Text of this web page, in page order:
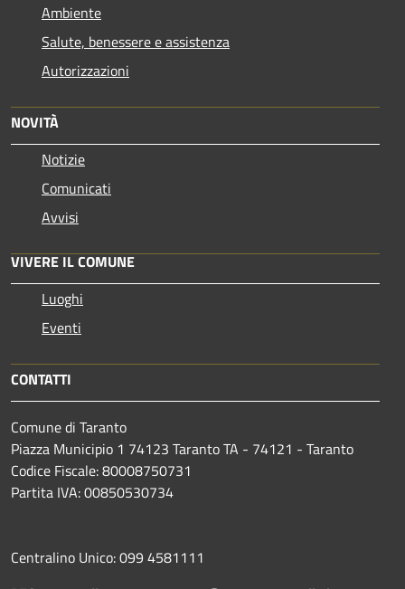
Ambiente
Salute, benessere e assistenza
Autorizzazioni
NOVITÀ
Notizie
Comunicati
Avvisi
VIVERE IL COMUNE
Luoghi
Eventi
CONTATTI
Comune di Taranto
Piazza Municipio 1 74123 Taranto TA - 74121 - Taranto
Codice Fiscale: 80008750731
Partita IVA: 00850530734
Centralino Unico: 099 4581111